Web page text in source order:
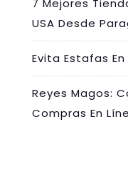
7 Mejores
USA Desde
Evita Estafas
Reyes Magos:
Compras En